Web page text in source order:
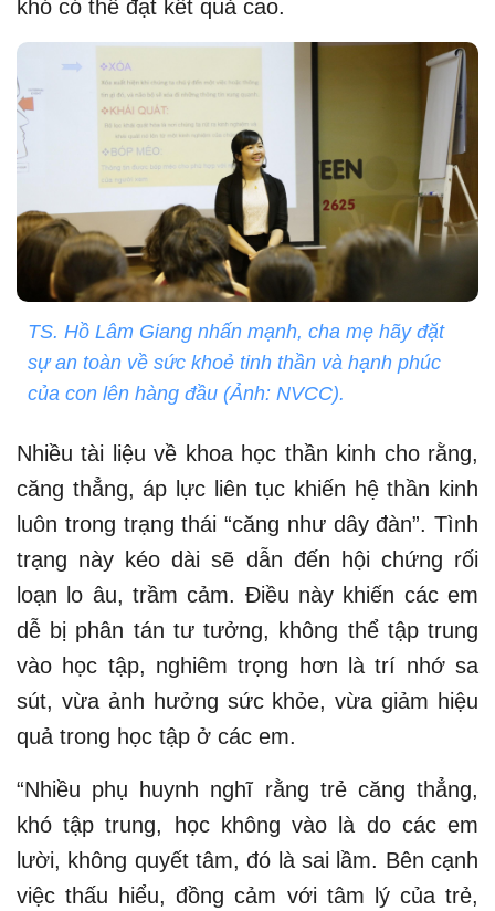
khó có thể đạt kết quả cao.
TS. Hồ Lâm Giang nhấn mạnh, cha mẹ hãy đặt
sự an toàn về sức khoẻ tinh thần và hạnh phúc
của con lên hàng đầu (Ảnh: NVCC).
Nhiều tài liệu về khoa học thần kinh cho rằng,
căng thẳng, áp lực liên tục khiến hệ thần kinh
luôn trong trạng thái “căng như dây đàn”. Tình
trạng này kéo dài sẽ dẫn đến hội chứng rối
loạn lo âu, trầm cảm. Điều này khiến các em
dễ bị phân tán tư tưởng, không thể tập trung
vào học tập, nghiêm trọng hơn là trí nhớ sa
sút, vừa ảnh hưởng sức khỏe, vừa giảm hiệu
quả trong học tập ở các em.
“Nhiều phụ huynh nghĩ rằng trẻ căng thẳng,
khó tập trung, học không vào là do các em
lười, không quyết tâm, đó là sai lầm. Bên cạnh
việc thấu hiểu, đồng cảm với tâm lý của trẻ,